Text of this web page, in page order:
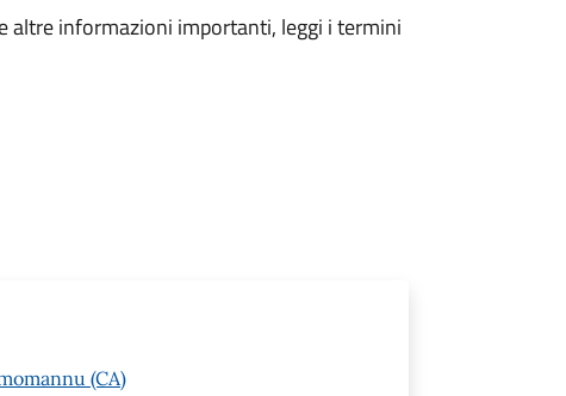
altre informazioni importanti, leggi i termini
(CA)